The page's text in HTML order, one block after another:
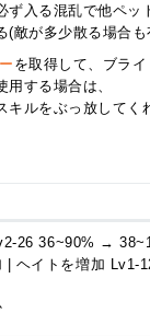
ず入る混乱で他ペッ
敵が多少散る場合も
を取得して、ブラ
する場合は、
キルをぶっ放してく
26 36~90% →
| ヘイトを増加 Lv1-